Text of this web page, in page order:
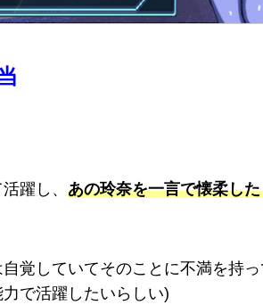
躍し、 あの玲奈を一言で懐柔し
覚していてそのことに不満を持っ
で活躍したいらしい)